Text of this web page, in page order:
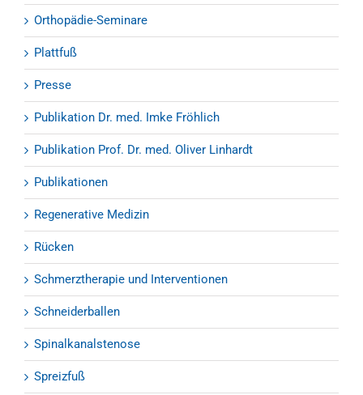
Orthopädie-Seminare
Plattfuß
Presse
Publikation Dr. med. Imke Fröhlich
Publikation Prof. Dr. med. Oliver Linhardt
Publikationen
Regenerative Medizin
Rücken
Schmerztherapie und Interventionen
Schneiderballen
Spinalkanalstenose
Spreizfuß